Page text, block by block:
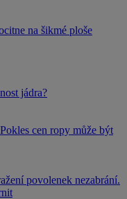
na šikmé ploše
jádra?
cen ropy může být
povolenek nezabrání.